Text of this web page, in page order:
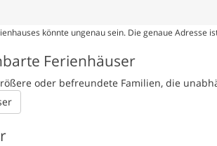
könnte ungenau sein. Die genaue Adresse
Ferienhäuser
oder befreundete Familien, die